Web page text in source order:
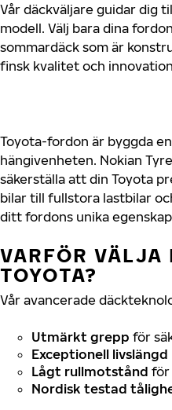
Vår däckväljare guidar dig
modell. Välj bara dina
sommardäck som är
finsk kvalitet och
Toyota-fordon är byggda
hängivenheten. Nokian
säkerställa att din Toyota
bilar till fullstora lastbilar
ditt fordons unika
VARFÖR
TOYOTA?
Vår avancerade
Utmärkt grepp för
Exceptionell livslängd
Lågt rullmotstånd för
Nordisk testad